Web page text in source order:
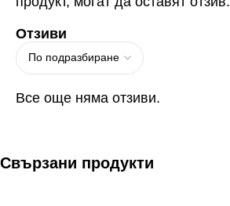
Отзиви
Все още няма отзиви.
Свързани продукти